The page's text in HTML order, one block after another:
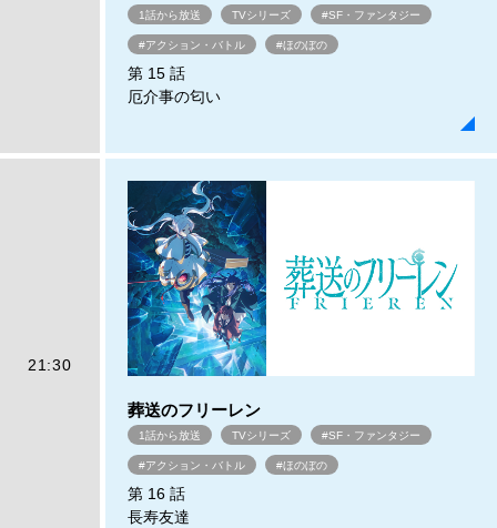
1話から放送 TVシリーズ #SF・ファンタジー
#アクション・バトル #ほのぼの
第 15 話
厄介事の匂い
21:30
葬送のフリーレン
1話から放送 TVシリーズ #SF・ファンタジー
#アクション・バトル #ほのぼの
第 16 話
長寿友達